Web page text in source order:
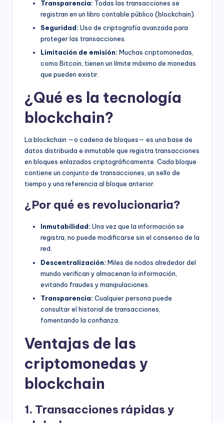
Transparencia: Todas las transacciones se
registran en un libro contable público (blockchain).
Seguridad: Uso de criptografía avanzada para
proteger las transacciones.
Limitación de emisión: Muchas criptomonedas,
como Bitcoin, tienen un límite máximo de monedas
que pueden existir.
¿Qué es la tecnología
blockchain?
La blockchain —o cadena de bloques— es una base de
datos distribuida e inmutable que registra transacciones
en bloques enlazados criptográficamente. Cada bloque
contiene un conjunto de transacciones, un sello de
tiempo y una referencia al bloque anterior.
¿Por qué es revolucionaria?
Inmutabilidad: Una vez que la información se
registra, no puede modificarse sin el consenso de la
red.
Descentralización: Miles de nodos alrededor del
mundo verifican y almacenan la información,
evitando fraudes y manipulaciones.
Transparencia: Cualquier persona puede
consultar el historial de transacciones,
fomentando la confianza.
Ventajas de las
criptomonedas y
blockchain
1. Transacciones rápidas y